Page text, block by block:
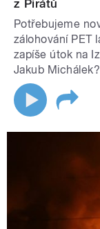
z Pirátů
Potřebujeme
zálohování PET
zapíše útok na
Jakub Michálek?